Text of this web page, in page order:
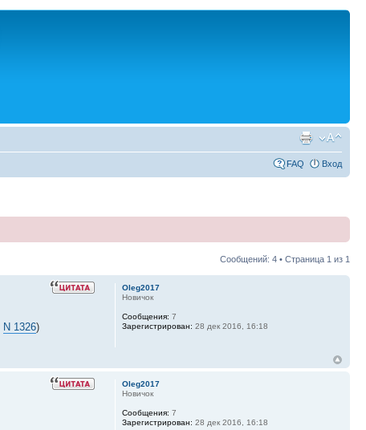
FAQ Вход
Сообщений: 4 • Страница 1 из 1
N 1326)
Oleg2017
Новичок
Сообщения: 7
Зарегистрирован: 28 дек 2016, 16:18
Oleg2017
Новичок
Сообщения: 7
Зарегистрирован: 28 дек 2016, 16:18